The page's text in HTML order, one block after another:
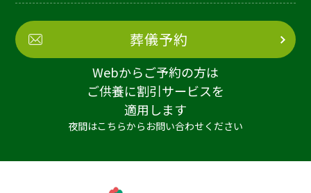
葬儀予約
Webからご予約の方は
ご供養に割引サービスを
適用します
夜間はこちらからお問い合わせください